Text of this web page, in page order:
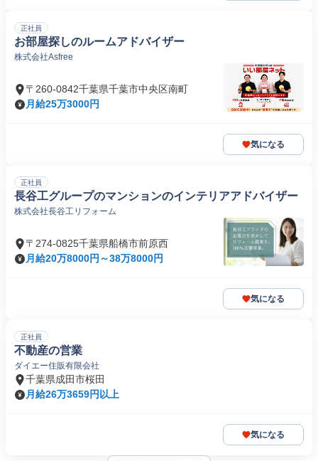
正社員
お部屋探しのルームアドバイザー
株式会社Asfree
〒260-0842千葉県千葉市中央区南町
月給25万3000円
気になる
正社員
長谷工グループのマンションのインテリアアドバイザー
株式会社長谷工リフォーム
〒274-0825千葉県船橋市前原西
月給20万8000円～38万8000円
気になる
正社員
不動産の営業
ダイエー住販有限会社
千葉県成田市桜田
月給26万3659円以上
気になる